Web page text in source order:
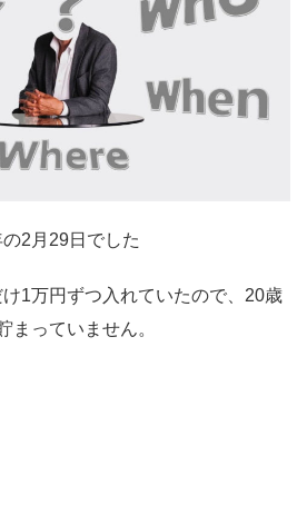
2月29日でした
1万円ずつ入れていたので、20歳
まっていません。